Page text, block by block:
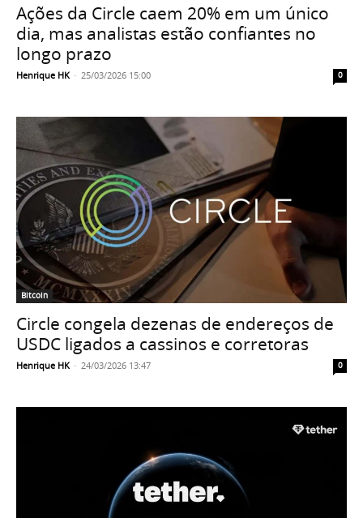
Ações da Circle caem 20% em um único
dia, mas analistas estão confiantes no
longo prazo
Henrique HK - 25/03/2026 15:00 0
Bitcoin
Circle congela dezenas de endereços de
USDC ligados a cassinos e corretoras
Henrique HK - 24/03/2026 13:47 0